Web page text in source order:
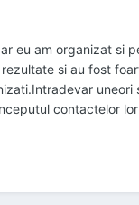
eu am organizat si
si au fost
contactelor